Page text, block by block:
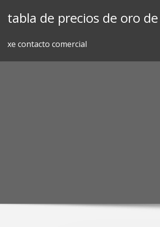
tabla de precios de oro
xe contacto comercial